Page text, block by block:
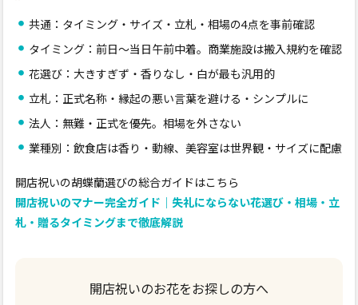
共通：タイミング・サイズ・立札・相場の4点を事前確認
タイミング：前日〜当日午前中着。商業施設は搬入規約を確認
花選び：大きすぎず・香りなし・白が最も汎用的
立札：正式名称・縁起の悪い言葉を避ける・シンプルに
法人：無難・正式を優先。相場を外さない
業種別：飲食店は香り・動線、美容室は世界観・サイズに配慮
開店祝いの胡蝶蘭選びの総合ガイドはこちら
開店祝いのマナー完全ガイド｜失礼にならない花選び・相場・立
札・贈るタイミングまで徹底解説
開店祝いのお花をお探しの方へ